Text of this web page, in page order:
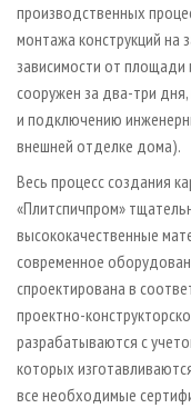
производственных
монтажа конструкций на
зависимости от
сооружен за два-три
и подключению
внешней отделке дома).
Весь процесс создания
«Плитспичпром»
высококачественные
современное
спроектирована в
проектно-
разрабатываются с
которых
все необходимые